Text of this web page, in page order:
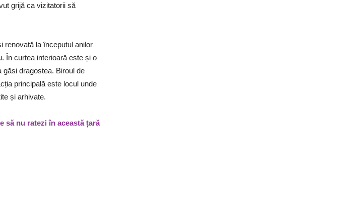
grijă ca vizitatorii să
renovată la începutul anilor
În curtea interioară este și o
găsi dragostea. Biroul de
principală este locul unde
și arhivate.
să nu ratezi în această țară